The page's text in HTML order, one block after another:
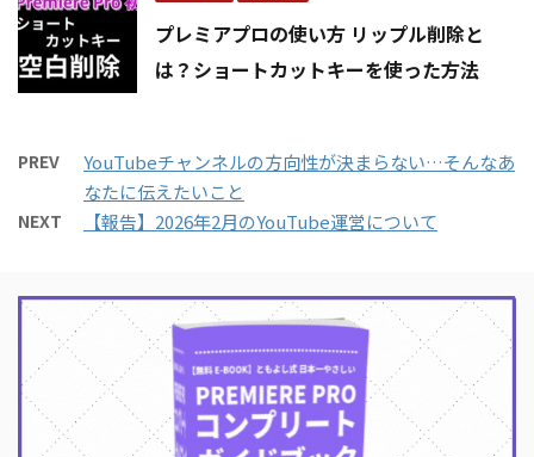
プレミアプロの使い方 リップル削除と
は？ショートカットキーを使った方法
PREV
YouTubeチャンネルの方向性が決まらない…そんなあ
なたに伝えたいこと
NEXT 【報告】2026年2月のYouTube運営について